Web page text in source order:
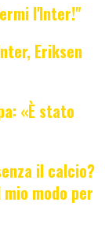
l'Inter!"
Eriksen
«È stato
il calcio?
modo per